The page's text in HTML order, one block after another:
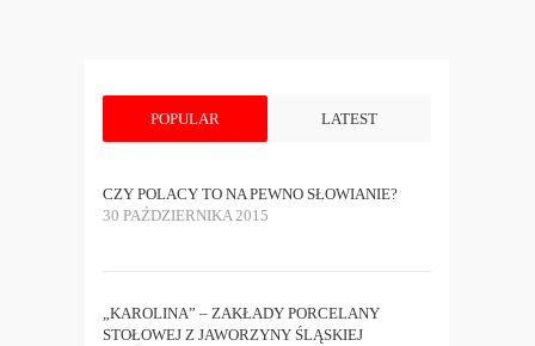
POPULAR LATEST
CZY POLACY TO NA PEWNO SŁOWIANIE?
30 PAŹDZIERNIKA 2015
„KAROLINA” – ZAKŁADY PORCELANY
STOŁOWEJ Z JAWORZYNY ŚLĄSKIEJ